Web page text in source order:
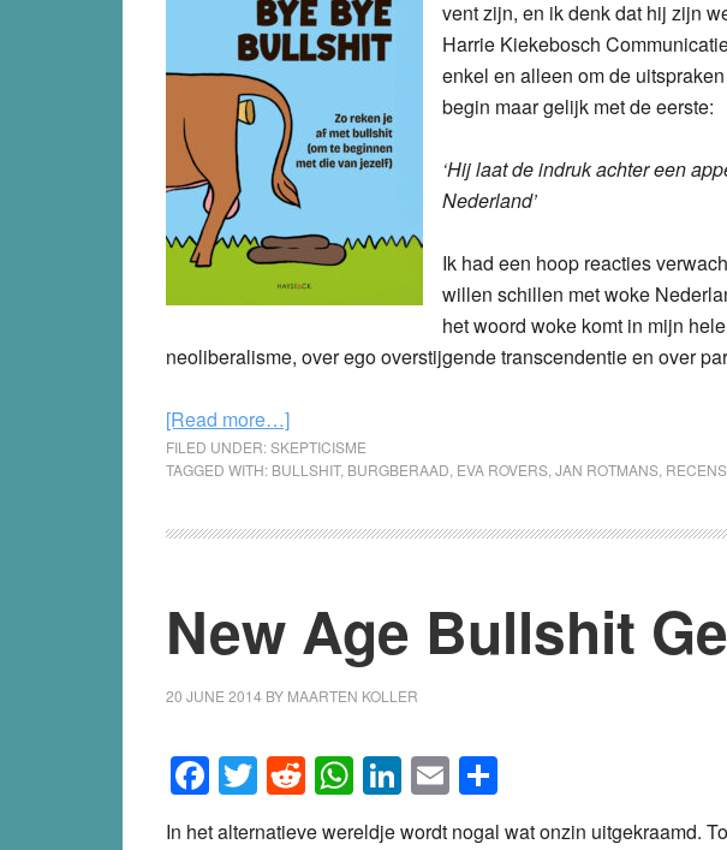
vent zijn, en ik denk dat hij zijn
Harrie Kiekebosch
enkel en alleen om de
begin maar gelijk met de eerste:
‘Hij laat de indruk achter een
Nederland’
Ik had een hoop reacties
willen schillen met woke
het woord woke komt in mijn
neoliberalisme, over ego overstijgende transcendentie en over
[Read more…]about
Ben
ik
eigenlijk
beetje
vrij
van bullshit?
FILED UNDER:SKEPTICISME
TAGGED WITH: BULLSHIT, BURGBERAAD EVA ROVERS JAN ROTMANS
New Age Bullshit
20 JUNE 2014 BY MAARTEN KOLLER
Facebook
Twitter
Reddit
WhatsApp
LinkedIn
Email
In het alternatieve wereldje wordt nogal wat onzin uitgekraamd.